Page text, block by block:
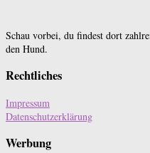
Schau vorbei, du findest dort
den Hund.
Rechtliches
Impressum
Datenschutzerklärung
Werbung